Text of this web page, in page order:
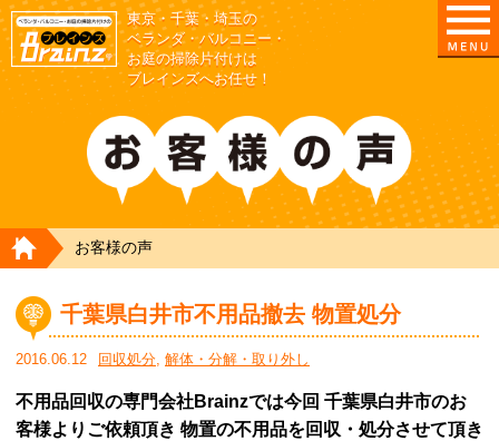
東京/埼玉/千葉/神奈川の ベランダ・庭の清掃片付け
東京・千葉・埼玉の
ベランダ・バルコニー・
お庭の掃除片付けは
ブレインズへお任せ！
HOME
お客様の声
千葉県白井市不用品撤去 物置処分
2016.06.12 回収処分, 解体・分解・取り外し
不用品回収の専門会社Brainzでは今回 千葉県白井市のお
客様よりご依頼頂き 物置の不用品を回収・処分させて頂き